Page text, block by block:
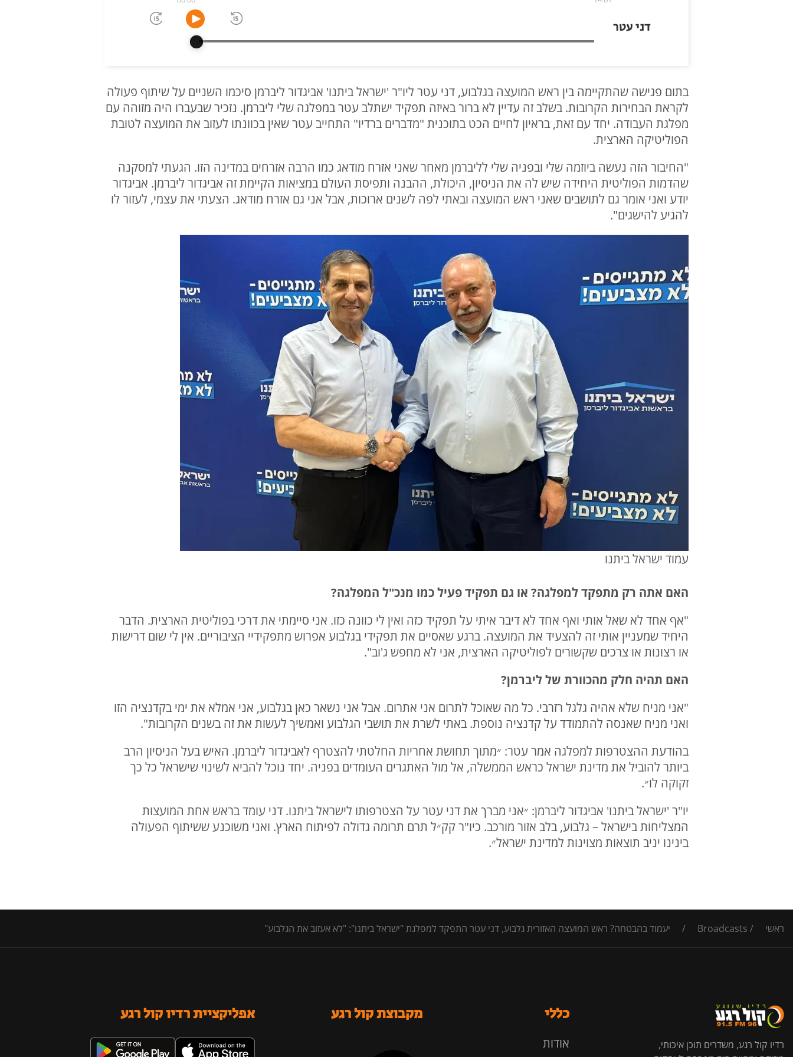
דני עטר
בתום פגישה שהתקיימה בין ראש המועצה בגלבוע, דני עטר ליו"ר 'ישראל ביתנו' אביגדור ליברמן סיכמו השניים על שיתוף פעולה
לקראת הבחירות הקרובות. בשלב זה עדיין לא ברור באיזה תפקיד ישתלב עטר במפלגה שלי ליברמן. נזכיר שבעברו היה מזוהה עם
מפלגת העבודה. יחד עם זאת, בראיון לחיים הכט בתוכנית "מדברים ברדיו" התחייב עטר שאין בכוונתו לעזוב את המועצה לטובת
הפוליטיקה הארצית.
"החיבור הזה נעשה ביוזמה שלי ובפניה שלי לליברמן מאחר שאני אזרח מודאג כמו הרבה אזרחים במדינה הזו. הגעתי למסקנה
שהדמות הפוליטית היחידה שיש לה את הניסיון, היכולת, ההבנה ותפיסת העולם במציאות הקיימת זה אביגדור ליברמן. אביגדור
יודע ואני אומר גם לתושבים שאני ראש המועצה ובאתי לפה לשנים ארוכות, אבל אני גם אזרח מודאג. הצעתי את עצמי, לעזור לו
להגיע להישגים".
עמוד ישראל ביתנו
האם אתה רק מתפקד למפלגה? או גם תפקיד פעיל כמו מנכ"ל המפלגה?
"אף אחד לא שאל אותי ואף אחד לא דיבר איתי על תפקיד כזה ואין לי כוונה כזו. אני סיימתי את דרכי בפוליטית הארצית. הדבר
היחיד שמעניין אותי זה להצעיד את המועצה. ברגע שאסיים את תפקידי בגלבוע אפרוש מתפקידיי הציבוריים. אין לי שום דרישות
או רצונות או צרכים שקשורים לפוליטיקה הארצית, אני לא מחפש ג'וב".
האם תהיה חלק מהכוורת של ליברמן?
"אני מניח שלא אהיה גלגל רזרבי. כל מה שאוכל לתרום אני אתרום. אבל אני נשאר כאן בגלבוע, אני אמלא את ימי בקדנציה הזו
ואני מניח שאנסה להתמודד על קדנציה נוספת. באתי לשרת את תושבי הגלבוע ואמשיך לעשות את זה בשנים הקרובות".
בהודעת ההצטרפות למפלגה אמר עטר: ״מתוך תחושת אחריות החלטתי להצטרף לאביגדור ליברמן. האיש בעל הניסיון הרב
ביותר להוביל את מדינת ישראל כראש הממשלה, אל מול האתגרים העומדים בפניה. יחד נוכל להביא לשינוי שישראל כל כך
זקוקה לו״.
יו"ר 'ישראל ביתנו' אביגדור ליברמן: ״אני מברך את דני עטר על הצטרפותו לישראל ביתנו. דני עומד בראש אחת המועצות
המצליחות בישראל – גלבוע, בלב אזור מורכב. כיו"ר קק״ל תרם תרומה גדולה לפיתוח הארץ. ואני משוכנע ששיתוף הפעולה
בינינו יניב תוצאות מצוינות למדינת ישראל״.
ראשי /
Broadcasts
/ יעמוד בהבטחה? ראש המועצה האזורית גלבוע, דני עטר התפקד למפלגת "ישראל ביתנו": "לא אעזוב את הגלבוע"
רדיו קול רגע, משדרים תוכן איכותי,
כללי
אודות
מקבוצת קול רגע אפליקציית רדיו קול רגע